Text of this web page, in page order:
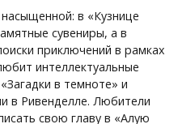
в «Кузнице
сувениры, а в
приключений в рамках
интеллектуальные
в темноте» и
в Ривенделле. Любители
свою главу в «Алую